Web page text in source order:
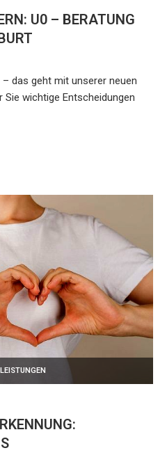
U0 – BERATUNG
das geht mit unserer neuen
Sie wichtige Entscheidungen
LEISTUNGEN